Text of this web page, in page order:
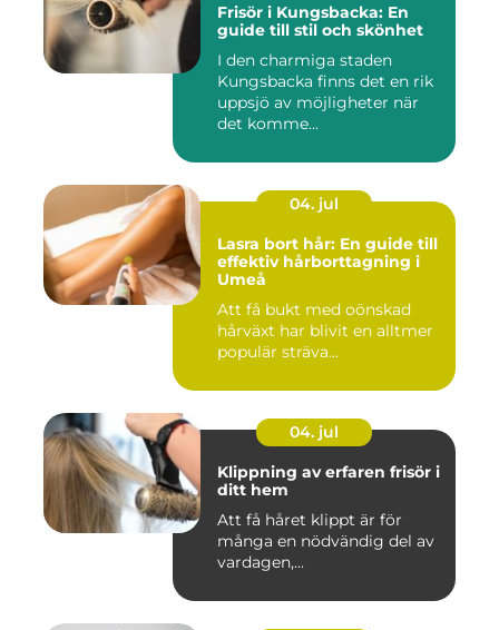
Frisör i Kungsbacka: En
guide till stil och skönhet
I den charmiga staden
Kungsbacka finns det en rik
uppsjö av möjligheter när
det komme...
04. jul
Lasra bort hår: En guide till
effektiv hårborttagning i
Umeå
Att få bukt med oönskad
hårväxt har blivit en alltmer
populär sträva...
04. jul
Klippning av erfaren frisör i
ditt hem
Att få håret klippt är för
många en nödvändig del av
vardagen,...